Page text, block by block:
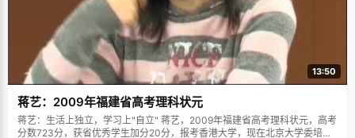
13:50
蒋艺：2009年福建省高考理科状元
蒋艺：生活上独立，学习上"自立" 蒋艺，2009年福建省高考理科状元，高考
分数723分，获省优秀学生加分20分，报考香港大学，现在北京大学委培。